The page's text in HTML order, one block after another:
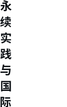
永
续
实
践
与
国
际